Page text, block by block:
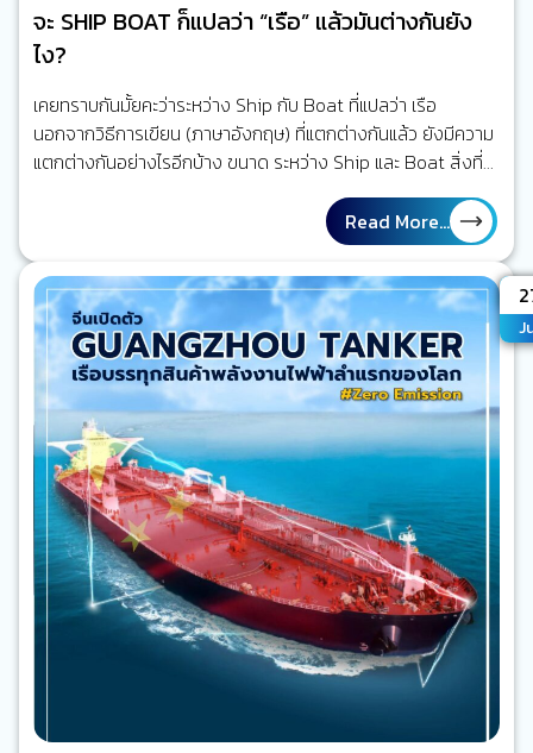
จะ SHIP BOAT ก็แปลว่า “เรือ” แล้วมันต่างกันยัง
ไง?
เคยทราบกันมั้ยคะว่าระหว่าง Ship กับ Boat ที่แปลว่า เรือ
นอกจากวิธีการเขียน (ภาษาอังกฤษ) ที่แตกต่างกันแล้ว ยังมีความ
แตกต่างกันอย่างไรอีกบ้าง ขนาด ระหว่าง Ship และ Boat สิ่งที่จะ
มองเห็นชัดเจนที่สุดเลยคือ ขนาด ซึ่ง เรือที่มีขนาดใหญ่ จะใช้ Ship
(น้ำหนัก 500 ตันขึ้นไป) และ ส่วนเรือที่มีขนาดกลาง จนถึง เล็ก จะ
Read More...